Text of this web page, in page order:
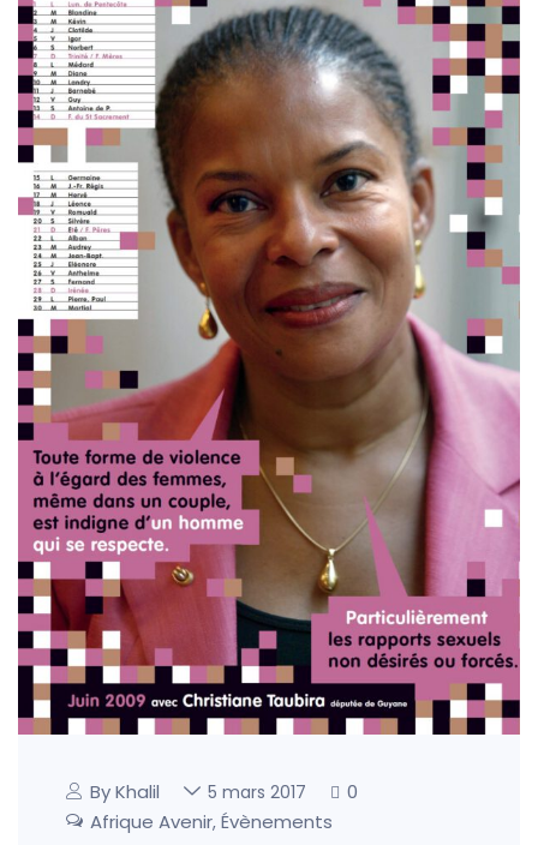
By Khalil 5 mars 2017
0
Afrique Avenir, Évènements